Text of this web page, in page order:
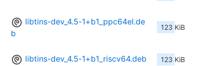
libtins-dev_4.5-1+b1_ppc64el.de
b
123 KiB
libtins-dev_4.5-1+b1_riscv64.deb 123 KiB